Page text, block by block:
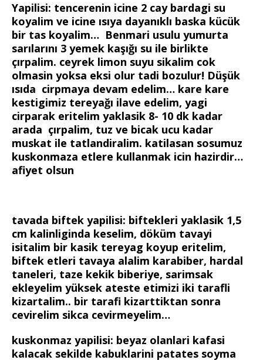
Yapilisi: tencerenin icine 2 cay bardagi su
koyalim ve icine ısıya dayanıklı baska kücük
bir tas koyalim… Benmari usulu yumurta
sarılarını 3 yemek kaşığı su ile birlikte
çırpalim. ceyrek limon suyu sikalim cok
olmasin yoksa eksi olur tadi bozulur! Düşük
ısıda cirpmaya devam edelim… kare kare
kestigimiz tereyağı ilave edelim, yagi
cirparak eritelim yaklasik 8- 10 dk kadar
arada çırpalim, tuz ve bicak ucu kadar
muskat ile tatlandiralim. katilasan sosumuz
kuskonmaza etlere kullanmak icin hazirdir…
afiyet olsun
tavada biftek yapilisi: biftekleri yaklasik 1,5
cm kalinliginda keselim, döküm tavayi
isitalim bir kasik tereyag koyup eritelim,
biftek etleri tavaya alalim karabiber, hardal
taneleri, taze kekik biberiye, sarimsak
ekleyelim yüksek ateste etimizi iki tarafli
kizartalim.. bir tarafi kizarttiktan sonra
cevirelim sikca cevirmeyelim…
kuskonmaz yapilisi: beyaz olanlari kafasi
kalacak sekilde kabuklarini patates soyma